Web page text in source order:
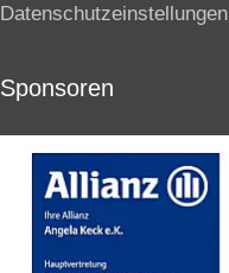
Datenschutzeinstellungen
Sponsoren